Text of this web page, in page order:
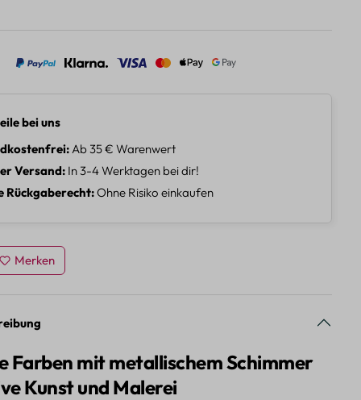
bei uns
Ab 35 € Warenwert
Versand In 3-4 Werktagen bei dir!
Rückgaberecht Ohne Risiko einkaufen
Merken
Farben mit metallischem Schimmer
Kunst und Malerei